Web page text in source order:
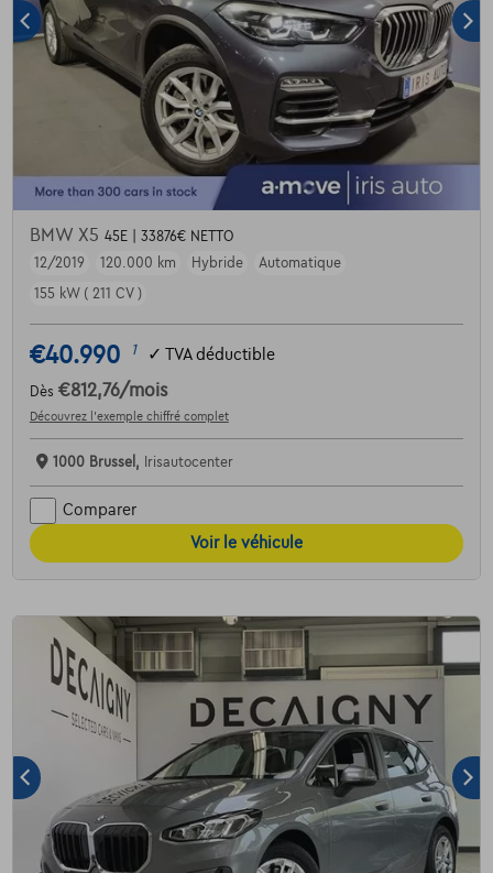
BMW X5 45E | 33876€ NETTO
12/2019
120.000 km Hybride
Automatique
155 kW ( 211 CV )
€40.990 1 ✓ TVA déductible
Dès €812,76/mois
Découvrez l’exemple chiffré complet
1000 Brussel, Irisautocenter
Comparer
Voir le véhicule